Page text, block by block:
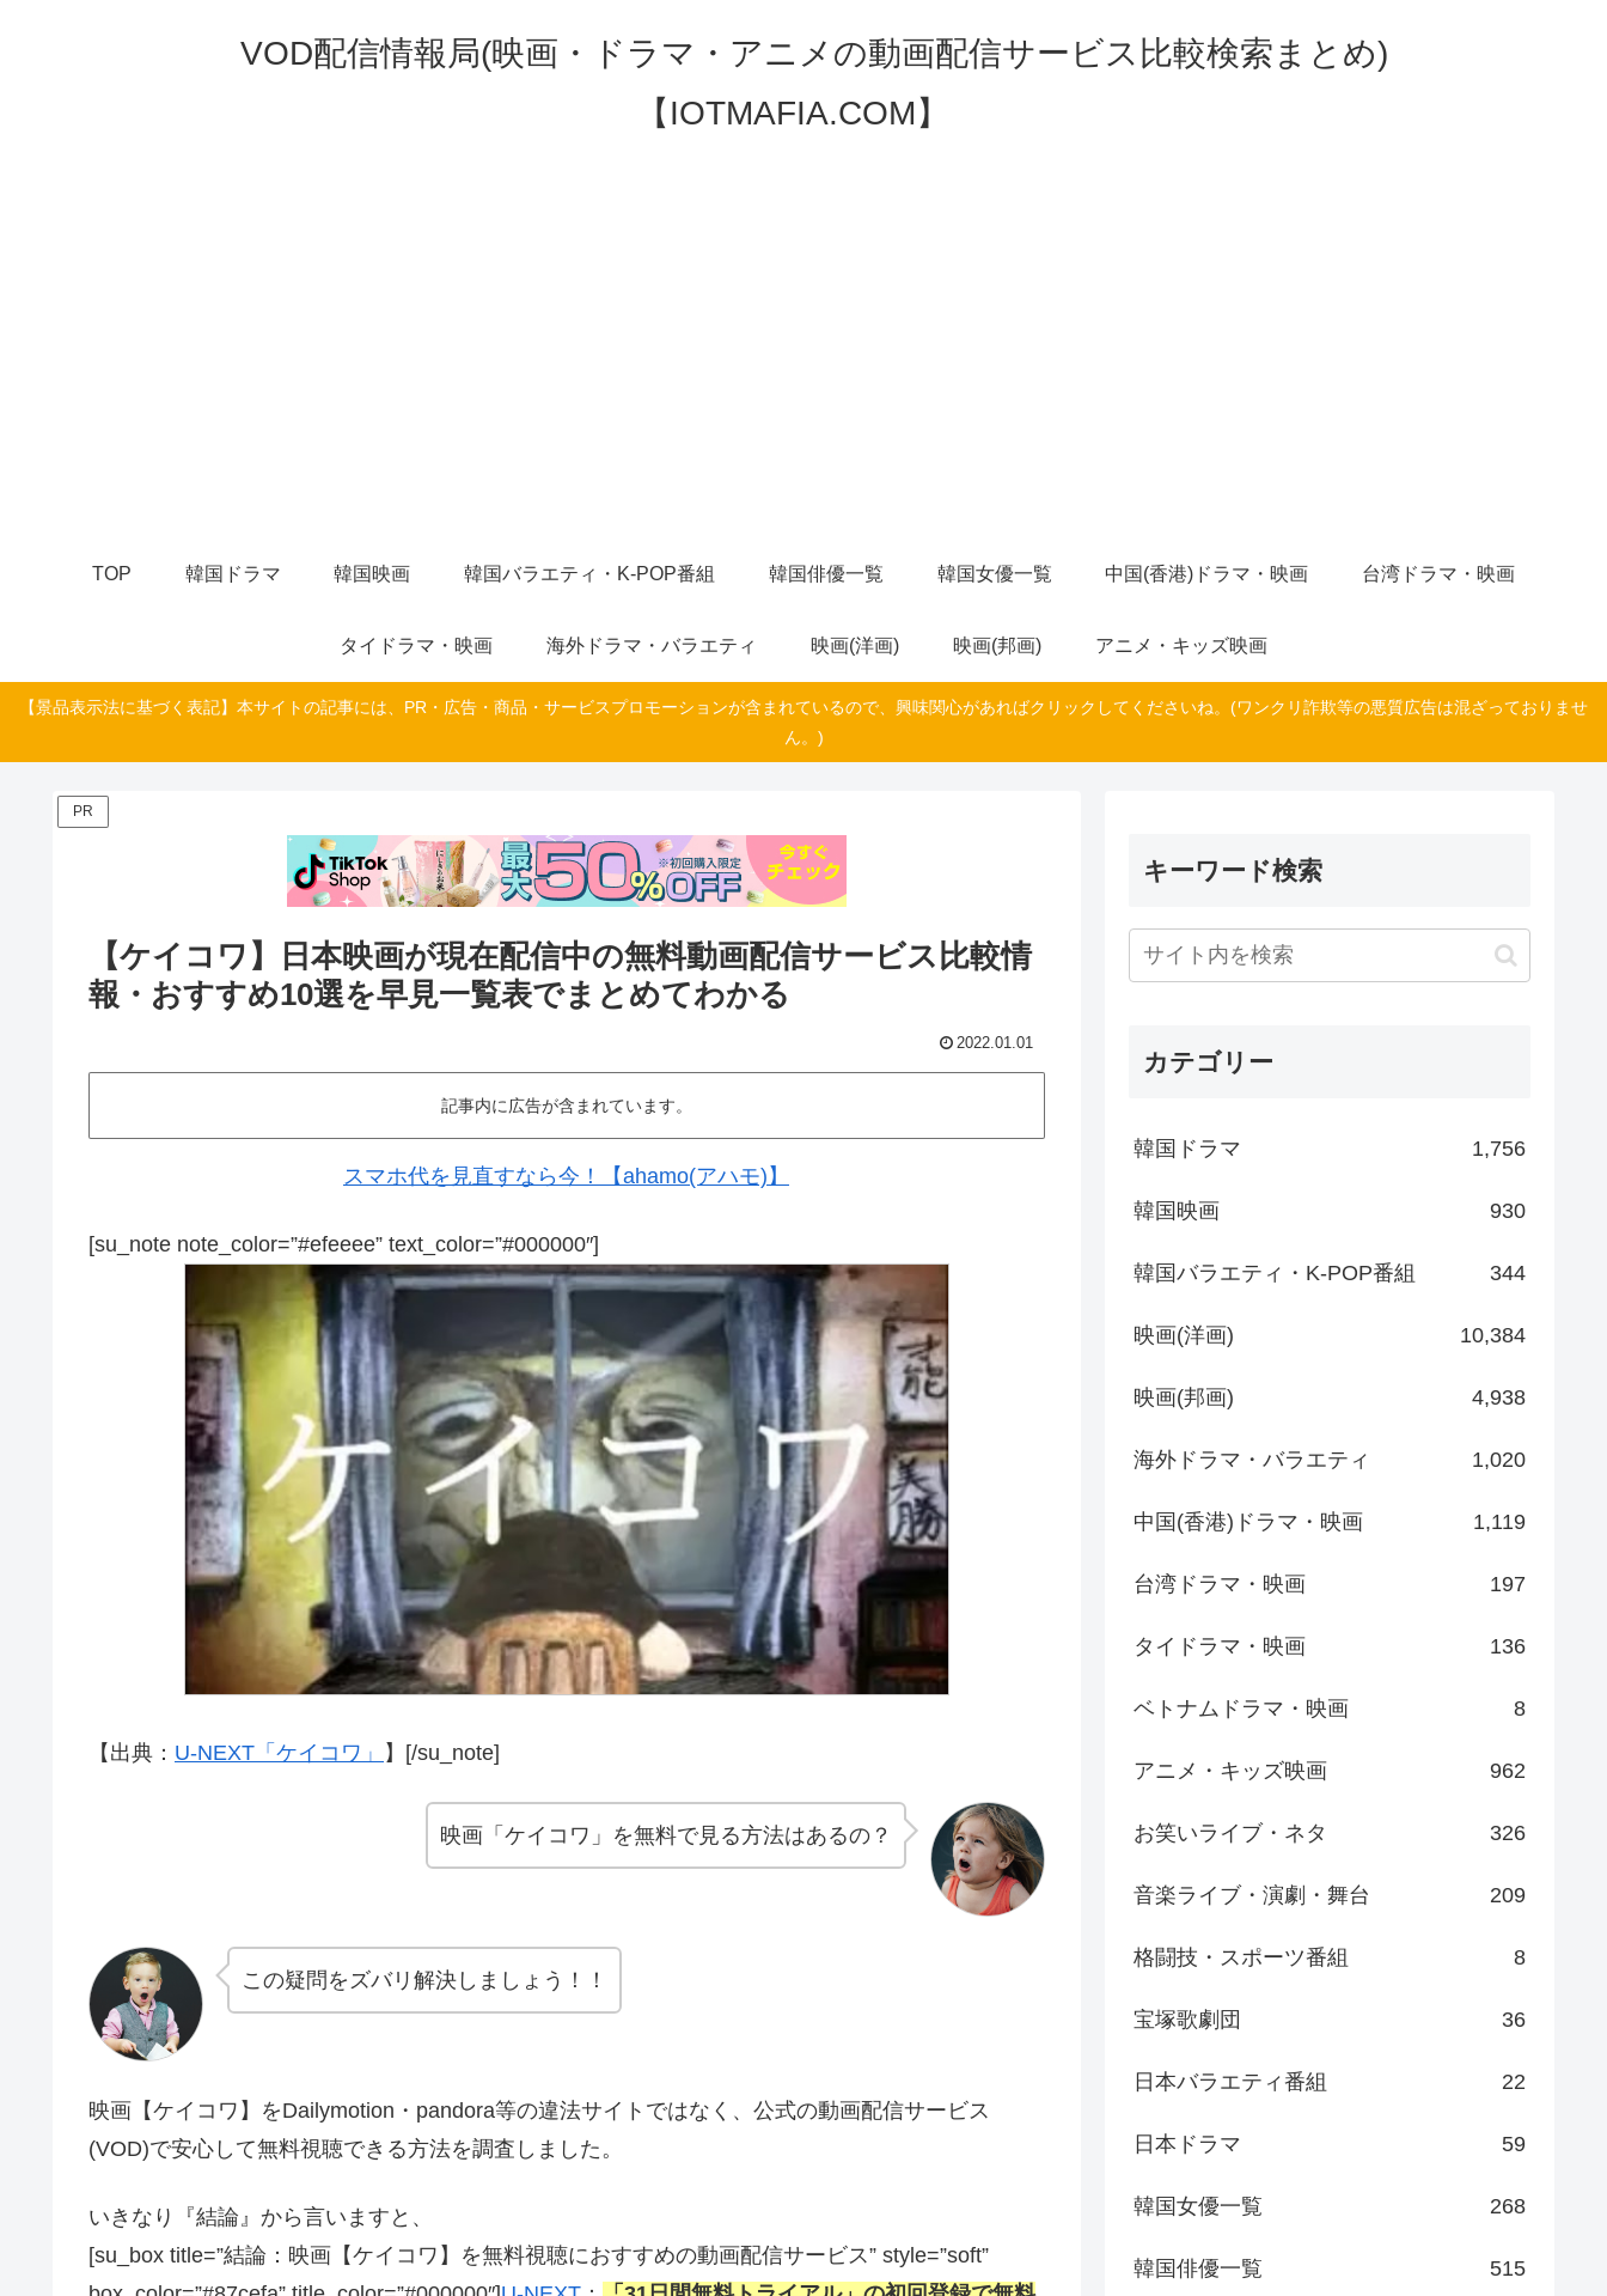
VOD配信情報局(映画・ドラマ・アニメの動画配信サービス比較検索まとめ)
【IOTMAFIA.COM】
TOP 韓国ドラマ 韓国映画 韓国バラエティ・K-POP番組 韓国俳優一覧 韓国女優一覧 中国(香港)ドラマ・映画 台湾ドラマ・映画
タイドラマ・映画 海外ドラマ・バラエティ 映画(洋画) 映画(邦画) アニメ・キッズ映画
【景品表示法に基づく表記】本サイトの記事には、PR・広告・商品・サービスプロモーションが含まれているので、興味関心があればクリックしてくださいね。(ワンクリ詐欺等の悪質広告は混ざっておりませ
ん。)
PR
【ケイコワ】日本映画が現在配信中の無料動画配信サービス比較情
報・おすすめ10選を早見一覧表でまとめてわかる
2022.01.01
記事内に広告が含まれています。
スマホ代を見直すなら今！【ahamo(アハモ)】
[su_note note_color=”#efeeee” text_color=”#000000″]
【出典： U-NEXT「ケイコワ」 】[/su_note]
映画「ケイコワ」を無料で見る方法はあるの？
この疑問をズバリ解決しましょう！！
映画【ケイコワ】をDailymotion・pandora等の違法サイトではなく、公式の動画配信サービス
(VOD)で安心して無料視聴できる方法を調査しました。
いきなり『結論』から言いますと、
[su_box title=”結論：映画【ケイコワ】を無料視聴におすすめの動画配信サービス” style=”soft”
キーワード検索
カテゴリー
韓国ドラマ 1,756
韓国映画 930
韓国バラエティ・K-POP番組 344
映画(洋画) 10,384
映画(邦画) 4,938
海外ドラマ・バラエティ 1,020
中国(香港)ドラマ・映画 1,119
台湾ドラマ・映画 197
タイドラマ・映画 136
ベトナムドラマ・映画 8
アニメ・キッズ映画 962
お笑いライブ・ネタ 326
音楽ライブ・演劇・舞台 209
格闘技・スポーツ番組 8
宝塚歌劇団 36
日本バラエティ番組 22
日本ドラマ 59
韓国女優一覧 268
韓国俳優一覧 515